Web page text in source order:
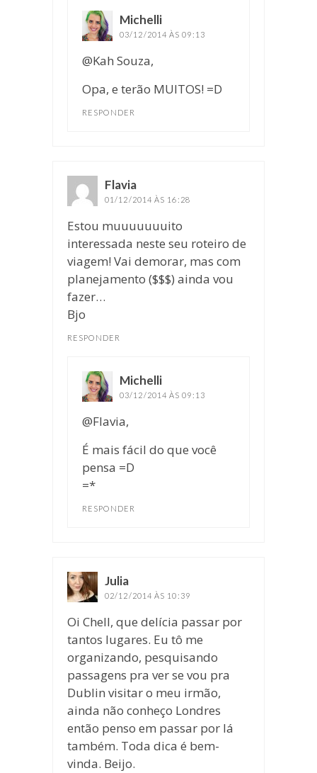
Michelli
03/12/2014 ÀS 09:13
@Kah Souza,
Opa, e terão MUITOS! =D
RESPONDER
Flavia
01/12/2014 ÀS 16:28
Estou muuuuuuuito
interessada neste seu roteiro de
viagem! Vai demorar, mas com
planejamento ($$$) ainda vou
fazer…
Bjo
RESPONDER
Michelli
03/12/2014 ÀS 09:13
@Flavia,
É mais fácil do que você
pensa =D
=*
RESPONDER
Julia
02/12/2014 ÀS 10:39
Oi Chell, que delícia passar por
tantos lugares. Eu tô me
organizando, pesquisando
passagens pra ver se vou pra
Dublin visitar o meu irmão,
ainda não conheço Londres
então penso em passar por lá
também. Toda dica é bem-
vinda. Beijo.